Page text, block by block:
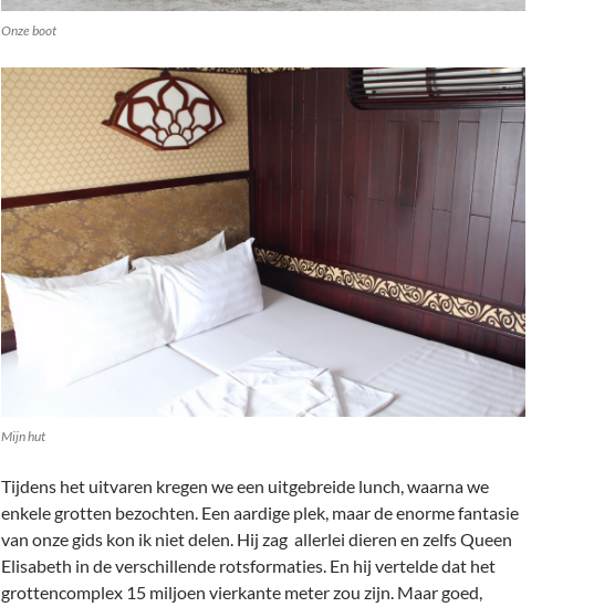
Onze boot
Mijn hut
Tijdens het uitvaren kregen we een uitgebreide lunch, waarna we
enkele grotten bezochten. Een aardige plek, maar de enorme fantasie
van onze gids kon ik niet delen. Hij zag allerlei dieren en zelfs Queen
Elisabeth in de verschillende rotsformaties. En hij vertelde dat het
grottencomplex 15 miljoen vierkante meter zou zijn. Maar goed,